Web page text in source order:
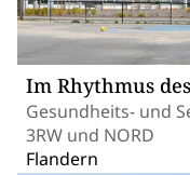
Im Rhythmus
Gesundheits- und
3RW und NORD
Flandern